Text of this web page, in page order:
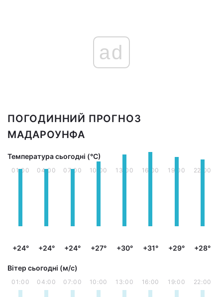
ad
ПОГОДИННИЙ ПРОГНОЗ
МАДАРОУНФА
Температура сьогодні (°С)
01:00
+24°
04:00
+24°
07:00
+24°
10:00
+27°
13:00
+30°
16:00
+31°
19:00
+29°
22:00
+28°
Вітер сьогодні (м/с)
01:00 04:00 07:00 10:00 13:00 16:00 19:00 22:00